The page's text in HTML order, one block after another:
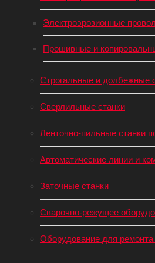
Электроэрозионные
Прошивные и
Строгальные и долбежные
Сверлильные станки
Ленточно-пильные станки
Автоматические линии и
Заточные станки
Сварочно-режущее
Оборудование для